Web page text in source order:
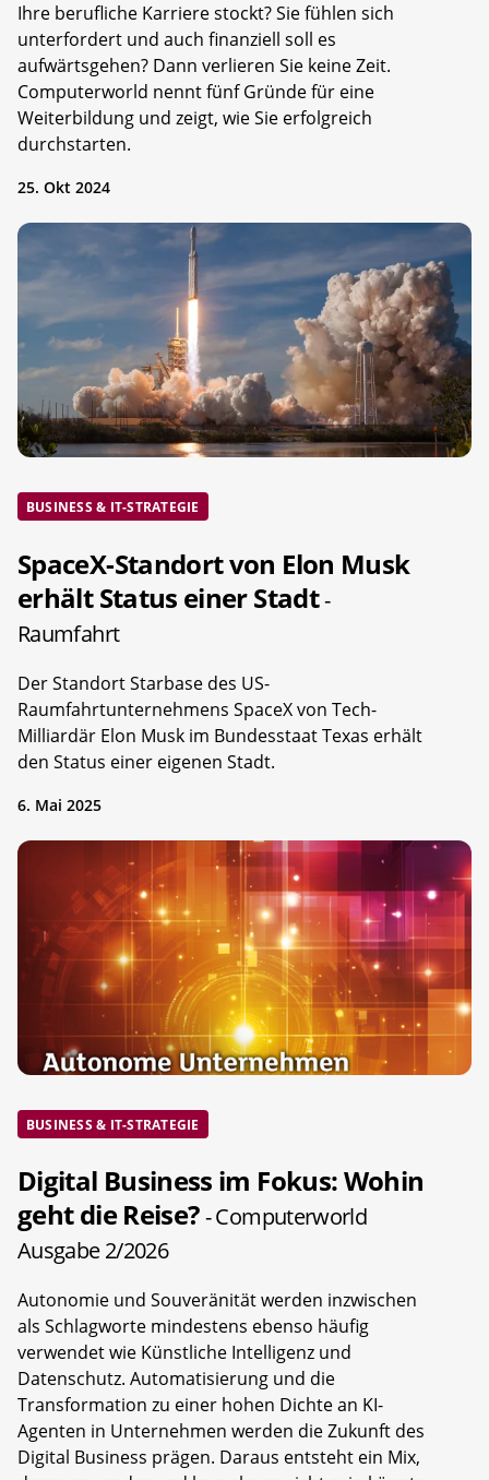
Ihre berufliche Karriere stockt? Sie fühlen sich
unterfordert und auch finanziell soll es
aufwärtsgehen? Dann verlieren Sie keine Zeit.
Computerworld nennt fünf Gründe für eine
Weiterbildung und zeigt, wie Sie erfolgreich
durchstarten.
25. Okt 2024
BUSINESS & IT-STRATEGIE
SpaceX-Standort von Elon Musk
erhält Status einer Stadt-
Raumfahrt
Der Standort Starbase des US-
Raumfahrtunternehmens SpaceX von Tech-
Milliardär Elon Musk im Bundesstaat Texas erhält
den Status einer eigenen Stadt.
6. Mai 2025
BUSINESS & IT-STRATEGIE
Digital Business im Fokus: Wohin
geht die Reise?- Computerworld
Ausgabe 2/2026
Autonomie und Souveränität werden inzwischen
als Schlagworte mindestens ebenso häufig
verwendet wie Künstliche Intelligenz und
Datenschutz. Automatisierung und die
Transformation zu einer hohen Dichte an KI-
Agenten in Unternehmen werden die Zukunft des
Digital Business prägen. Daraus entsteht ein Mix,